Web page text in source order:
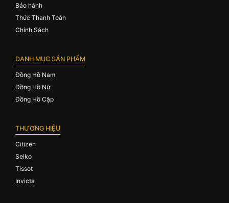
Bảo hành
Thức Thanh Toán
Chính Sách
DANH MỤC SẢN PHẨM
Đồng Hồ Nam
Đồng Hồ Nữ
Đồng Hồ Cặp
THƯƠNG HIỆU
Citizen
Seiko
Tissot
Invicta